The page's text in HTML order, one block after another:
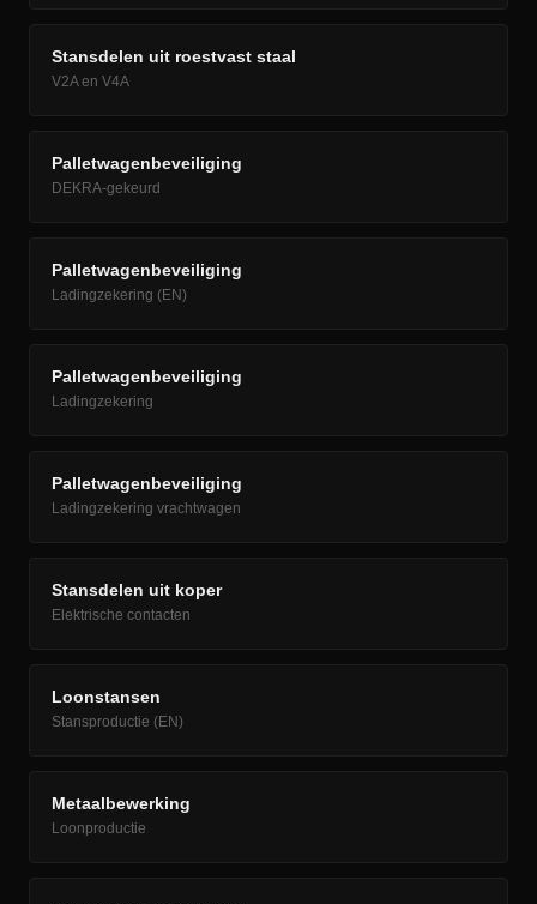
Stansdelen uit roestvast staal
V2A en V4A
Palletwagenbeveiliging
DEKRA-gekeurd
Palletwagenbeveiliging
Ladingzekering (EN)
Palletwagenbeveiliging
Ladingzekering
Palletwagenbeveiliging
Ladingzekering vrachtwagen
Stansdelen uit koper
Elektrische contacten
Loonstansen
Stansproductie (EN)
Metaalbewerking
Loonproductie